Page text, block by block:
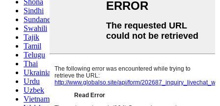
Shona
Sindhi
Sundanese
Swahili
Tajik
Tamil
Telugu
Thai
Ukrainian
Urdu
Uzbek
Vietnamese